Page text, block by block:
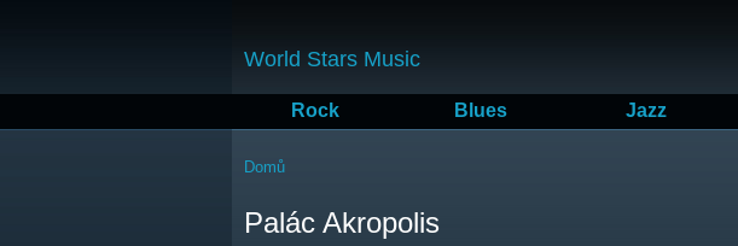
World Stars Music
Rock Blues Jazz
Jste zde
Domů
Palác Akropolis